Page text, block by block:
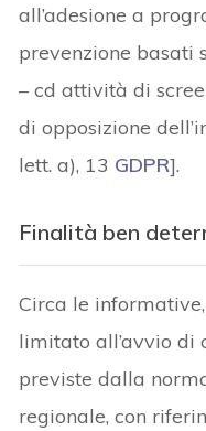
all’adesione a
prevenzione basati
– cd attività di
di opposizione
lett. a), 13 GDPR].
Finalità ben
Circa le
limitato all’avvio di
previste dalla
regionale, con